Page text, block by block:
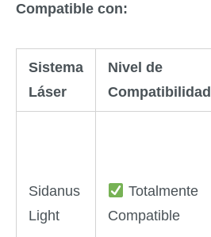
Compatible con:
Sistema
Láser
Nivel de
Compatibilidad
Sidanus
Light
Totalmente
Compatible